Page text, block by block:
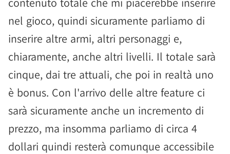
nel gioco, quindi sicuramente parliamo di
inserire altre armi, altri personaggi e,
chiaramente, anche altri livelli. Il totale sarà
cinque, dai tre attuali, che poi in realtà uno
è bonus. Con l'arrivo delle altre feature ci
sarà sicuramente anche un incremento di
prezzo, ma insomma parliamo di circa 4
dollari quindi resterà comunque accessibile